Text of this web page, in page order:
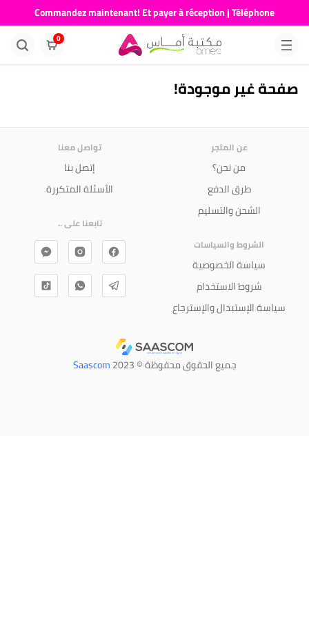
Commandez maintenant! Et payer à réception | Téléphone
676681730
0
صفحة غير موجودة!
عن المتجر
من نحن؟
طرق الدفع
الشحن والتسليم
الشروط والسياسات
سياسة الخصوصية
شروط الاستخدام
سياسة الإستبدال والإسترجاع
تواصل معنا
إتصل بنا
الأسئلة المتكررة
تابعنا على ..
جميع الحقوق محفوظة © 2023 Saascom